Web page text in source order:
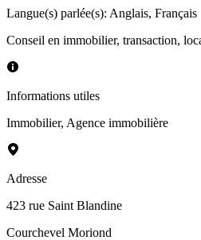
Langue(s) parlée(s): Anglais, Français
Conseil en immobilier, transaction,
Informations utiles
Immobilier, Agence immobilière
Adresse
423 rue Saint Blandine
Courchevel Moriond